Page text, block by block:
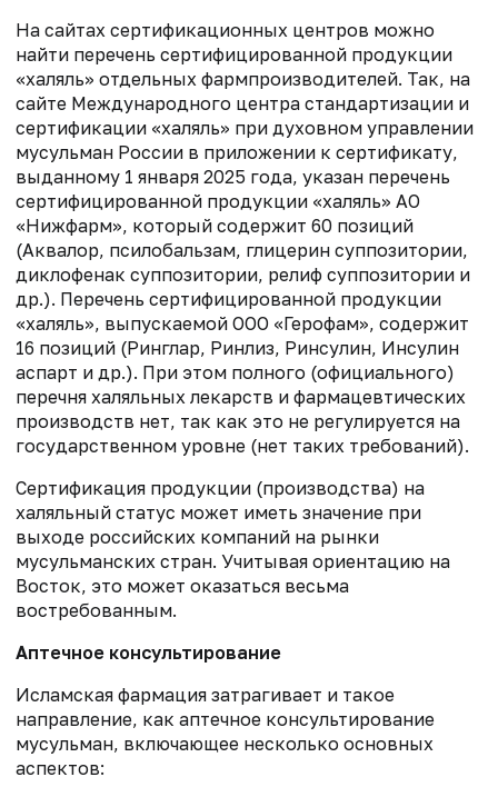
На сайтах сертификационных центров можно
найти перечень сертифицированной продукции
«халяль» отдельных фармпроизводителей. Так, на
сайте Международного центра стандартизации и
сертификации «халяль» при духовном управлении
мусульман России в приложении к сертификату,
выданному 1 января 2025 года, указан перечень
сертифицированной продукции «халяль» АО
«Нижфарм», который содержит 60 позиций
(Аквалор, псилобальзам, глицерин суппозитории,
диклофенак суппозитории, релиф суппозитории и
др.). Перечень сертифицированной продукции
«халяль», выпускаемой ООО «Герофам», содержит
16 позиций (Ринглар, Ринлиз, Ринсулин, Инсулин
аспарт и др.). При этом полного (официального)
перечня халяльных лекарств и фармацевтических
производств нет, так как это не регулируется на
государственном уровне (нет таких требований).
Сертификация продукции (производства) на
халяльный статус может иметь значение при
выходе российских компаний на рынки
мусульманских стран. Учитывая ориентацию на
Восток, это может оказаться весьма
востребованным.
Аптечное консультирование
Исламская фармация затрагивает и такое
направление, как аптечное консультирование
мусульман, включающее несколько основных
аспектов: